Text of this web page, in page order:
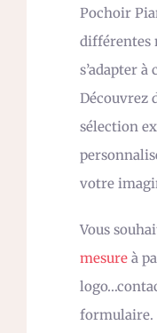
Pochoir
différentes
s’adapter à
Découvrez
sélection
votre
Vous
mesure à
formulaire.